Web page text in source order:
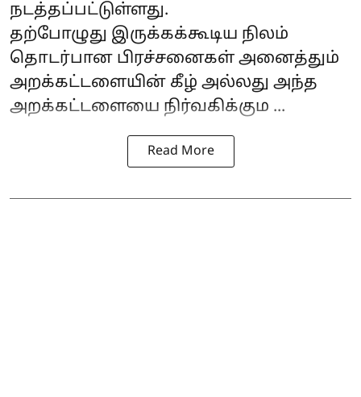
நடத்தப்பட்டுள்ளது.
தற்போழுது இருக்கக்கூடிய நிலம்
தொடர்பான பிரச்சனைகள் அனைத்தும்
அறக்கட்டளையின் கீழ் அல்லது அந்த
அறக்கட்டளையை நிர்வகிக்கும ...
Read More